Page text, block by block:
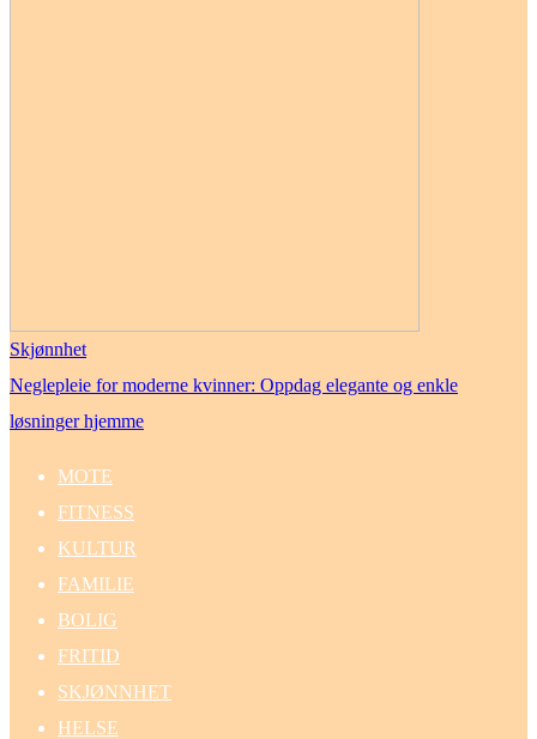
Skjønnhet
Neglepleie for moderne kvinner: Oppdag elegante og enkle
løsninger hjemme
MOTE
FITNESS
KULTUR
FAMILIE
BOLIG
FRITID
SKJØNNHET
HELSE